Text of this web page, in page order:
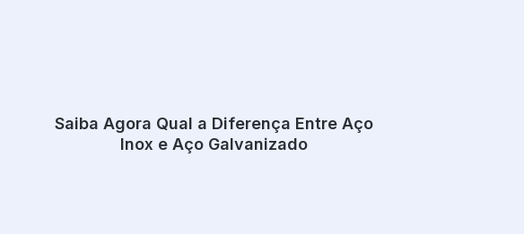
Saiba Agora Qual a Diferença Entre Aço
Inox e Aço Galvanizado